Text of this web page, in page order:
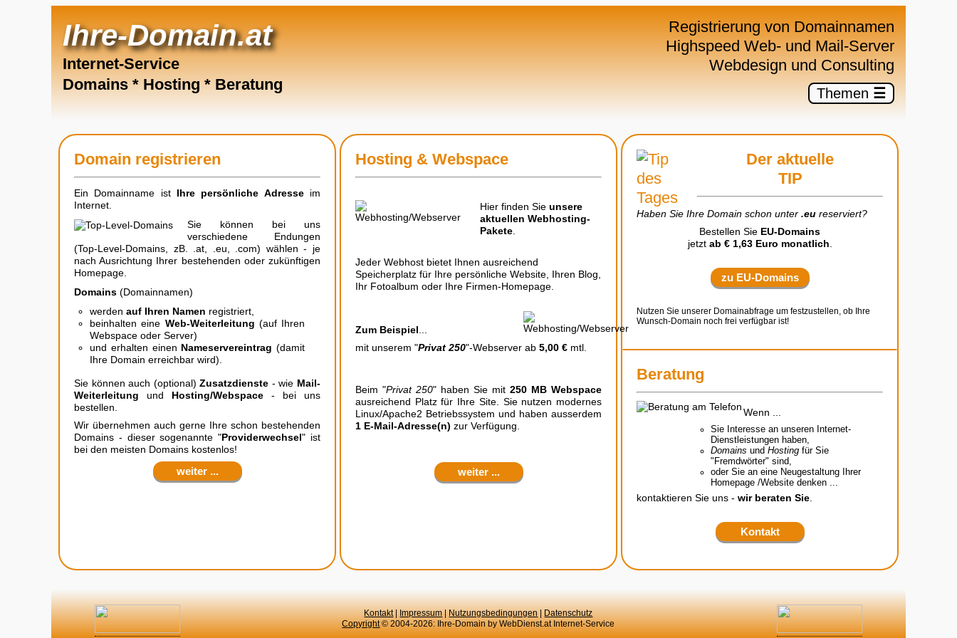
Ihre-Domain.at
Internet-Service
Domains * Hosting * Beratung
Registrierung von Domainnamen
Highspeed Web- und Mail-Server
Webdesign und Consulting
Themen ☰
Domain registrieren
Ein Domainname ist Ihre persönliche Adresseim
Internet.
Sie können bei uns
verschiedene Endungen
(Top-Level-Domains, zB. .at, .eu, .com) wählen - je
nach Ausrichtung Ihrer bestehenden oder zukünftigen
Homepage.
Domains (Domainnamen)
werden auf Ihren Namen registriert,
beinhalten eine Web-Weiterleitung (auf Ihren
Webspace oder Server)
und erhalten einen Nameservereintrag (damit
Ihre Domain erreichbar wird).
Sie können auch (optional)Zusatzdienste - wie Mail-
Weiterleitung und Hosting/Webspace - bei uns
bestellen.
Wir übernehmen auch gerne Ihre schon bestehenden
Domains - dieser sogenannte "Providerwechsel" ist
bei den meisten Domains kostenlos!
weiter ...
Hosting & Webspace
Hier finden Sie unsere
aktuellen Webhosting-
Pakete
Jeder Webhost bietet Ihnen ausreichend
Speicherplatz für Ihre persönliche Website, Ihren Blog,
Ihr Fotoalbum oder Ihre Firmen-Homepage.
Zum Beispiel
mit unserem "Privat 250"-Webserver ab 5,00 € mtl.
Beim "Privat 250" haben Sie mit 250 MB Webspace
ausreichend Platz für Ihre Site. Sie nutzen modernes
Linux/Apache2 Betriebssystem und haben ausserdem
1 E-Mail-Adresse(n) zur Verfügung.
weiter ...
Der aktuelle
TIP
Haben Sie Ihre Domain schon unter .eu reserviert?
Bestellen Sie EU-Domains
jetzt ab € 1,63 Euro monatlich
zu EU-Domains
Nutzen Sie unserer Domainabfrage um festzustellen, ob Ihre
Wunsch-Domain noch frei verfügbar ist!
Beratung
Wenn ...
Sie Interesse an unseren Internet-
Dienstleistungen haben,
Domains und Hosting für Sie
"Fremdwörter" sind,
oder Sie an eine Neugestaltung Ihrer
Homepage /Website denken ...
kontaktieren Sie uns - wir beraten Sie
Kontakt
Kontakt|Impressum|Nutzungsbedingungen|Datenschutz
Copyright© 2004-2026: Ihre-Domain by WebDienst.at Internet-Service